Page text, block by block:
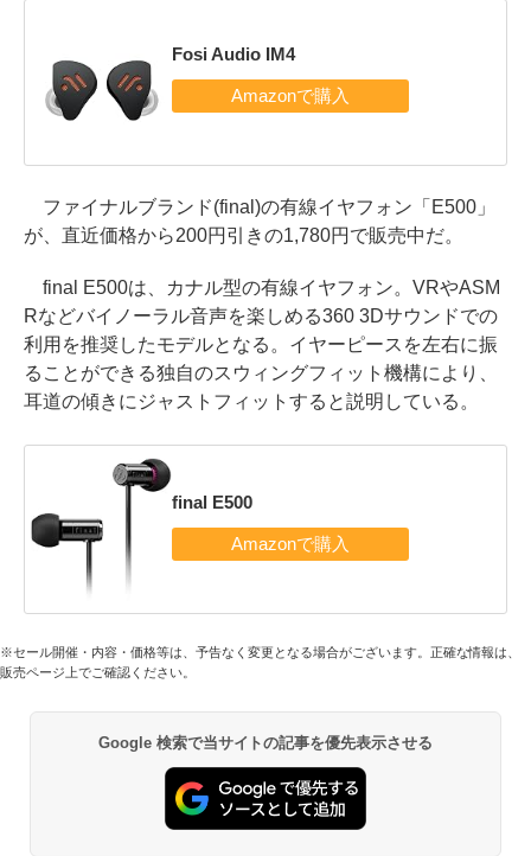
Fosi Audio IM4
ファイナルブランド(final)の有線イヤフォン「E500」
が、直近価格から200円引きの1,780円で販売中だ。
final E500は、カナル型の有線イヤフォン。VRやASM
Rなどバイノーラル音声を楽しめる360 3Dサウンドでの
利用を推奨したモデルとなる。イヤーピースを左右に振
ることができる独自のスウィングフィット機構により、
耳道の傾きにジャストフィットすると説明している。
final E500
※セール開催・内容・価格等は、予告なく変更となる場合がございます。正確な情報は、
販売ページ上でご確認ください。
Google 検索で当サイトの記事を優先表示させる